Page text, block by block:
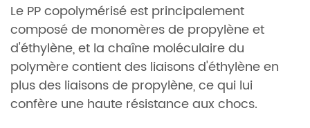
Le PP copolymérisé est principalement
composé de monomères de propylène et
d'éthylène, et la chaîne moléculaire du
polymère contient des liaisons d'éthylène en
plus des liaisons de propylène, ce qui lui
confère une haute résistance aux chocs.